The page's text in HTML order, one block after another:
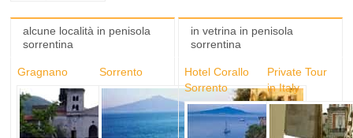
alcune località in penisola
sorrentina
Gragnano Sorrento
in vetrina in penisola
sorrentina
Hotel Corallo
Sorrento
Private Tour
in Italy